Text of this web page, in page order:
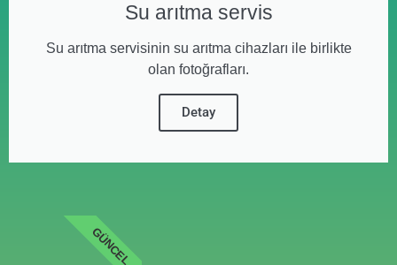
Su arıtma servis
Su arıtma servisinin su arıtma cihazları ile birlikte
olan fotoğrafları.
Detay
GÜNCEL